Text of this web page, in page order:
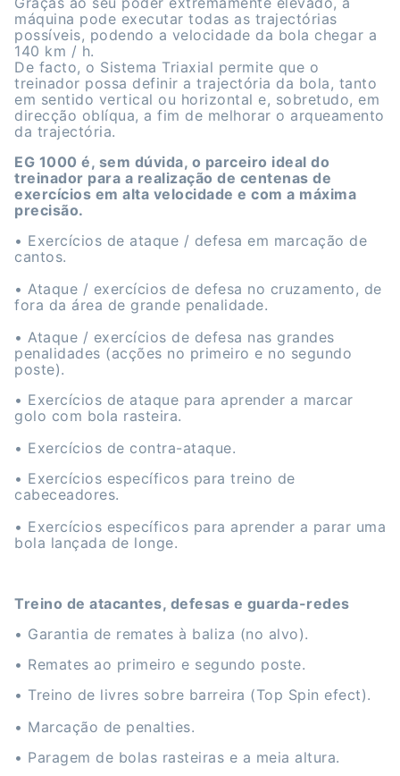
máquina pode executar todas as trajectórias
possíveis, podendo a velocidade da bola chegar a
140 km / h.
De facto, o Sistema Triaxial permite que o
treinador possa definir a trajectória da bola, tanto
em sentido vertical ou horizontal e, sobretudo, em
direcção oblíqua, a fim de melhorar o arqueamento
da trajectória.
EG 1000 é, sem dúvida, o parceiro ideal do
treinador para a realização de centenas de
exercícios em alta velocidade e com a máxima
precisão.
• Exercícios de ataque / defesa em marcação de
cantos.
• Ataque / exercícios de defesa no cruzamento, de
fora da área de grande penalidade.
• Ataque / exercícios de defesa nas grandes
penalidades (acções no primeiro e no segundo
poste).
• Exercícios de ataque para aprender a marcar
golo com bola rasteira.
• Exercícios de contra-ataque.
• Exercícios específicos para treino de
cabeceadores.
• Exercícios específicos para aprender a parar uma
bola lançada de longe.
Treino de atacantes, defesas e guarda-redes
• Garantia de remates à baliza (no alvo).
• Remates ao primeiro e segundo poste.
• Treino de livres sobre barreira (Top Spin efect).
• Marcação de penalties.
• Paragem de bolas rasteiras e a meia altura.